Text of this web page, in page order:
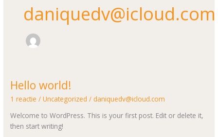
daniquedv@icloud.com
Hello world!
1 reactie /Uncategorized / daniquedv@icloud.com
Welcome to WordPress. This is your first post. Edit or delete it,
then start writing!
Hello